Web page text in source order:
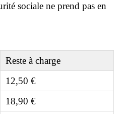
sociale ne prend pas en
Reste à charge
12,50 €
18,90 €